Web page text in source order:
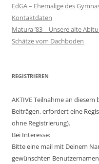
EdGA – Ehemalige des
Kontaktdaten
Matura ’83 – Unsere alte
Schätze vom Dachboden
REGISTRIEREN
AKTIVE Teilnahme an
Beiträgen, erfordert eine
ohne Registrierung).
Bei Interesse:
Bitte eine mail mit Deinem
gewünschten